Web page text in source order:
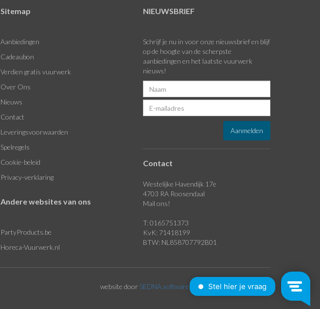
Sitemap
Aanbiedingen
Cadeaubon
Verdien gratis vuurwerk
Over Ons
Nieuws
Contact
Leveringsvoorwaarden
Spelregels
Cookie-beleid
Privacy-verklaring
Andere websites van ons
PartyProducts.be
Horeca-Vuurwerk.nl
NIEUWSBRIEF
Schrijf je nu in voor onze nieuwsbrief en blijf
op de hoogte van de scherpste
aanbiedingen en het laatste vuurwerk
nieuws!
Contact
Westelijke Havendijk 17e
4703 RA Roosendaal
Mail ons!
T: 0165751373
KvK: 71418199
BTW: NL858707792B01
website door SEDNA.software| © 2026 Vesta Group B.V.